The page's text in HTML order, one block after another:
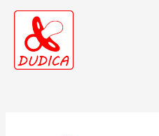
Skip
content